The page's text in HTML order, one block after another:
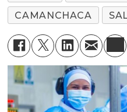
CAMANCHACA